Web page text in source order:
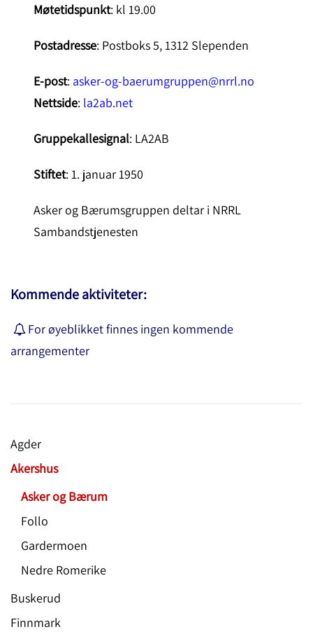
Møtetidspunkt: kl 19.00
Postadresse: Postboks 5, 1312 Slependen
E-post: asker-og-baerumgruppen@nrrl.no
Nettside: la2ab.net
Gruppekallesignal: LA2AB
Stiftet: 1. januar 1950
Asker og Bærumsgruppen deltar i NRRL
Sambandstjenesten
Kommende aktiviteter:
For øyeblikket finnes ingen kommende
arrangementer
Agder
Akershus
Asker og Bærum
Follo
Gardermoen
Nedre Romerike
Buskerud
Finnmark